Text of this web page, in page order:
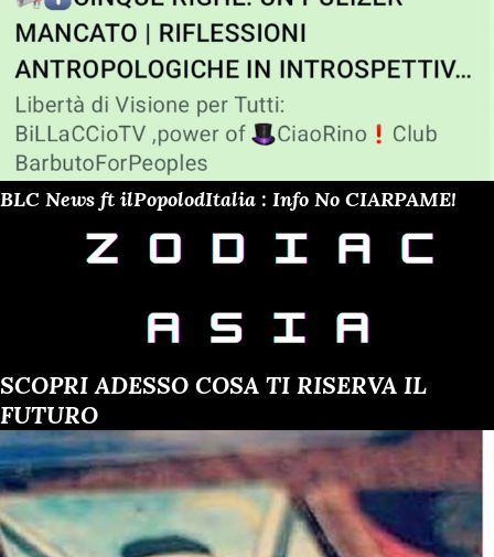
BLC News ft ilPopolodItalia : Info No CIARPAME!
SCOPRI ADESSO COSA TI RISERVA IL
FUTURO